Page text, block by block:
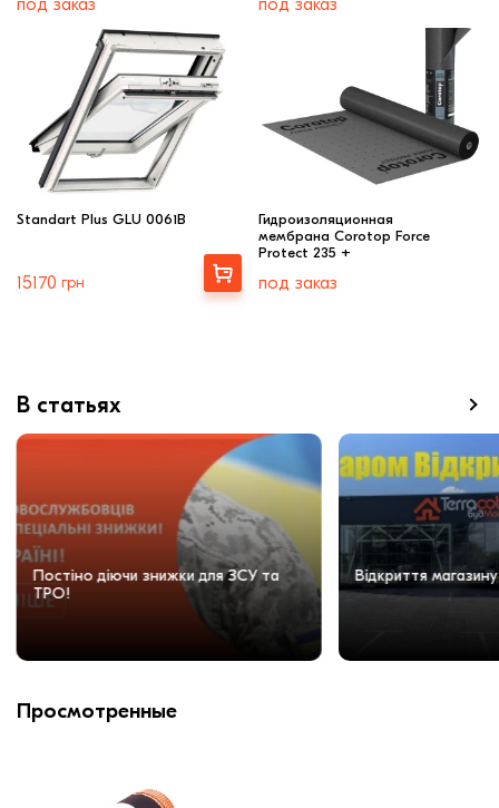
под заказ под заказ
Standart Plus GLU 0061В
15170 грн
Выбрать
Гидроизоляционная
мембрана Corotop Force
Protect 235 +
под заказ
В статьях
Постіно діючи знижки для ЗСУ та
ТРО!
Відкриття магазину
Просмотренные